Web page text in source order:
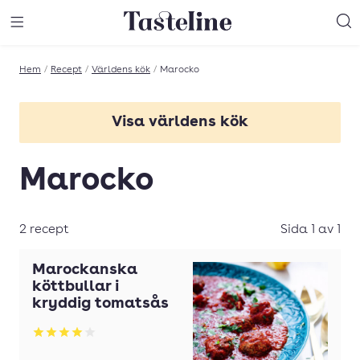
Till Tastelines startsida
Hem / Recept / Världens kök / Marocko
Visa världens kök
Afrika
Asien
Frankrike
Marocko
2 recept Sida 1 av 1
Marockanska
köttbullar i
kryddig tomatsås
Betyg: 3.99 av 5